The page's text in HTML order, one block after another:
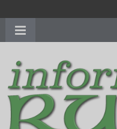
richardmillereplica
women.patekphilippe.tofor
dining room table
shop. best
services. 1: 1 design